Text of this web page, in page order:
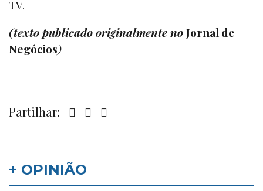
TV.
(texto publicado originalmente noJornal de
Negócios)
Partilhar:
+ OPINIÃO